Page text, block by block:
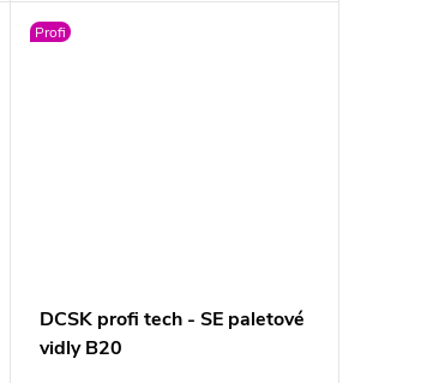
manipuláciu na farme.
Profi
DCSK profi tech - SE paletové
vidly B20